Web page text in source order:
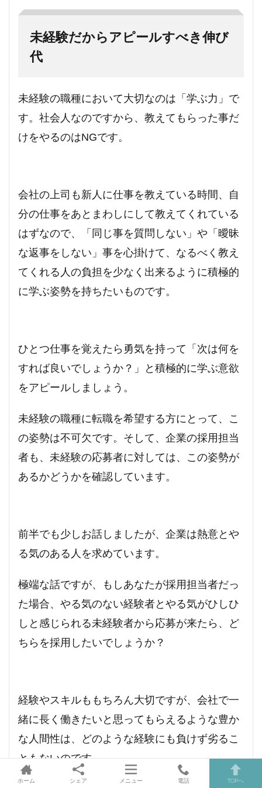
未経験だからアピールすべき伸び
代
未経験の職種において大切なのは「学ぶ力」で
す。 社会人なのですから、教えてもらった事だ
けをやるのはNGです。
会社の上司も新人に仕事を教えている時間、自
分の仕事をあとまわしにして教えてくれている
はずなので、「同じ事を質問しない」や「曖昧
な返事をしない」事を心掛けて、なるべく教え
てくれる人の負担を少なく出来るように積極的
に学ぶ姿勢を持ちたいものです。
ひとつ仕事を覚えたら勇気を持って「次は何を
すれば良いでしょうか？」と積極的に学ぶ意欲
をアピールしましょう。
未経験の職種に転職を希望する方にとって、こ
の姿勢は不可欠です。そして、企業の採用担当
者も、未経験の応募者に対しては、この姿勢が
あるかどうかを確認しています。
前半でも少しお話しましたが、企業は熱意とや
る気のある人を求めています。
極端な話ですが、もしあなたが採用担当者だっ
た場合、やる気のない経験者とやる気がひしひ
しと感じられる未経験者から応募が来たら、ど
ちらを採用したいでしょうか？
経験やスキルももちろん大切ですが、会社で一
緒に長く働きたいと思ってもらえるような豊か
な人間性は、どのような経験にも負けず劣るこ
ともないのです。
ホーム シェア メニュー 電話 TOPへ